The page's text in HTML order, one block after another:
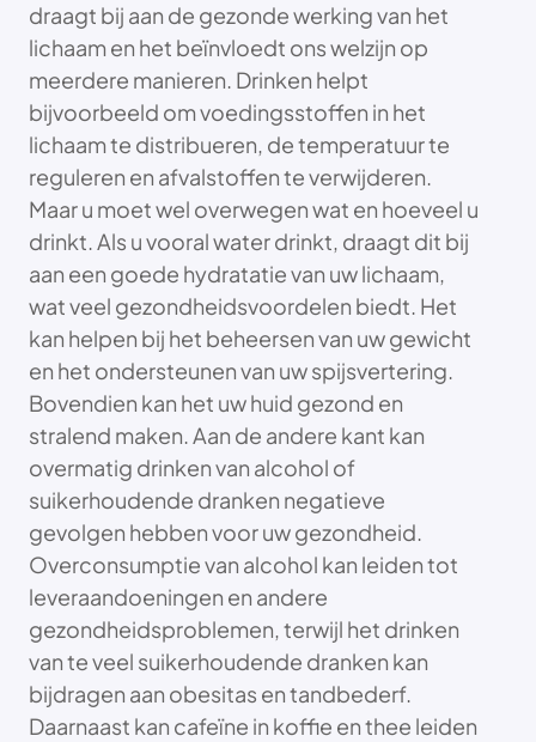
draagt bij aan de gezonde werking van het
lichaam en het beïnvloedt ons welzijn op
meerdere manieren. Drinken helpt
bijvoorbeeld om voedingsstoffen in het
lichaam te distribueren, de temperatuur te
reguleren en afvalstoffen te verwijderen.
Maar u moet wel overwegen wat en hoeveel u
drinkt. Als u vooral water drinkt, draagt dit bij
aan een goede hydratatie van uw lichaam,
wat veel gezondheidsvoordelen biedt. Het
kan helpen bij het beheersen van uw gewicht
en het ondersteunen van uw spijsvertering.
Bovendien kan het uw huid gezond en
stralend maken. Aan de andere kant kan
overmatig drinken van alcohol of
suikerhoudende dranken negatieve
gevolgen hebben voor uw gezondheid.
Overconsumptie van alcohol kan leiden tot
leveraandoeningen en andere
gezondheidsproblemen, terwijl het drinken
van te veel suikerhoudende dranken kan
bijdragen aan obesitas en tandbederf.
Daarnaast kan cafeïne in koffie en thee leiden